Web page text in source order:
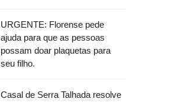
URGENTE: Florense pede
ajuda para que as pessoas
possam doar plaquetas para
seu filho.
Casal de Serra Talhada resolve